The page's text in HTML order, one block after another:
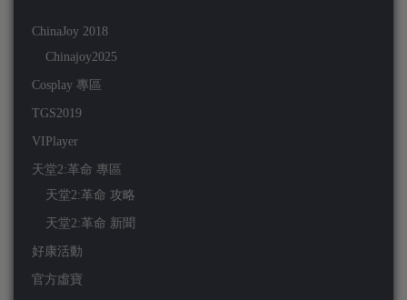
ChinaJoy 2018
Chinajoy2025
Cosplay 專區
TGS2019
VIPlayer
天堂2:革命 專區
天堂2:革命 攻略
天堂2:革命 新聞
好康活動
官方虛寶